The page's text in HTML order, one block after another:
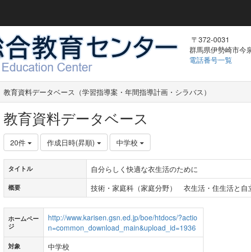
〒372-0031
群馬県伊勢崎市今
電話番号一覧
教育資料データベース（学習指導案・年間指導計画・シラバス）
教育資料データベース
20件 作成日時(昇順) 中学校
タイトル 自分らしく快適な衣生活のために
概要 技術・家庭科（家庭分野） 衣生活・住生活と
ホームペー
ジ
http://www.karisen.gsn.ed.jp/boe/htdocs/?actio
n=common_download_main&upload_id=1936
対象 中学校